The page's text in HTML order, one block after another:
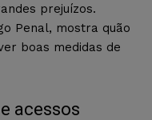
prejuízos.
Penal, mostra quão
boas medidas de
acessos